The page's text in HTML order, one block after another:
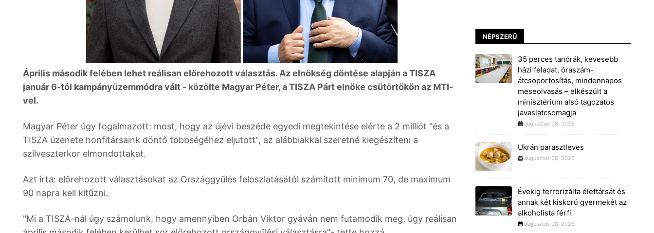
Április második felében lehet reálisan előrehozott választás. Az elnökség döntése alapján a TISZA
január 6-tól kampányüzemmódra vált - közölte Magyar Péter, a TISZA Párt elnöke csütörtökön az MTI-
vel.
Magyar Péter úgy fogalmazott: most, hogy az újévi beszéde egyedi megtekintése elérte a 2 milliót "és a
TISZA üzenete honfitársaink döntő többségéhez eljutott", az alábbiakkal szeretné kiegészíteni a
szilveszterkor elmondottakat.
Azt írta: előrehozott választásokat az Országgyűlés feloszlatásától számított minimum 70, de maximum
90 napra kell kitűzni.
"Mi a TISZA-nál úgy számolunk, hogy amennyiben Orbán Viktor gyáván nem futamodik meg, úgy reálisan
NÉPSZERŰ
35 perces tanórák, kevesebb
házi feladat, óraszám-
átcsoportosítás, mindennapos
meseolvasás – elkészült a
minisztérium alsó tagozatos
javaslatcsomagja
augusztus 08, 2026
Ukrán parasztleves
augusztus 08, 2026
Évekig terrorizálta élettársát és
annak két kiskorú gyermekét az
alkoholista férfi
augusztus 08, 2026